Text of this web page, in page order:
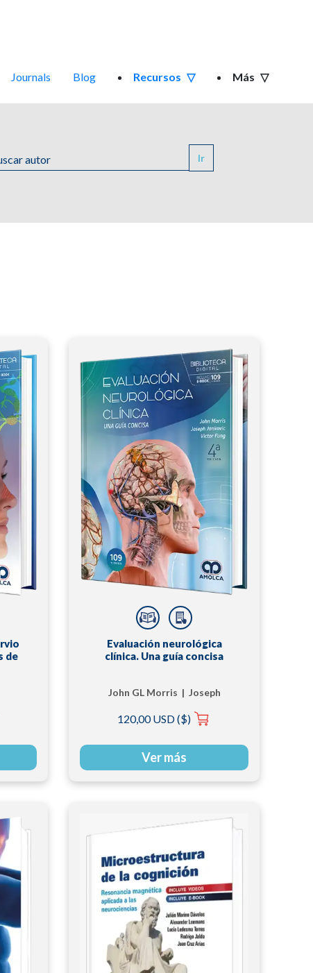
Journals Blog Recursos Más
Ir
de
Evaluación neurológica
clínica. Una guía concisa
John GL Morris | Joseph
Fung
120,00 USD ($)
Ver más